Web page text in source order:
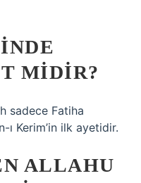
MIDIR?
sadece Fatiha
ı Kerim’in ilk ayetidir.
ALLAHU